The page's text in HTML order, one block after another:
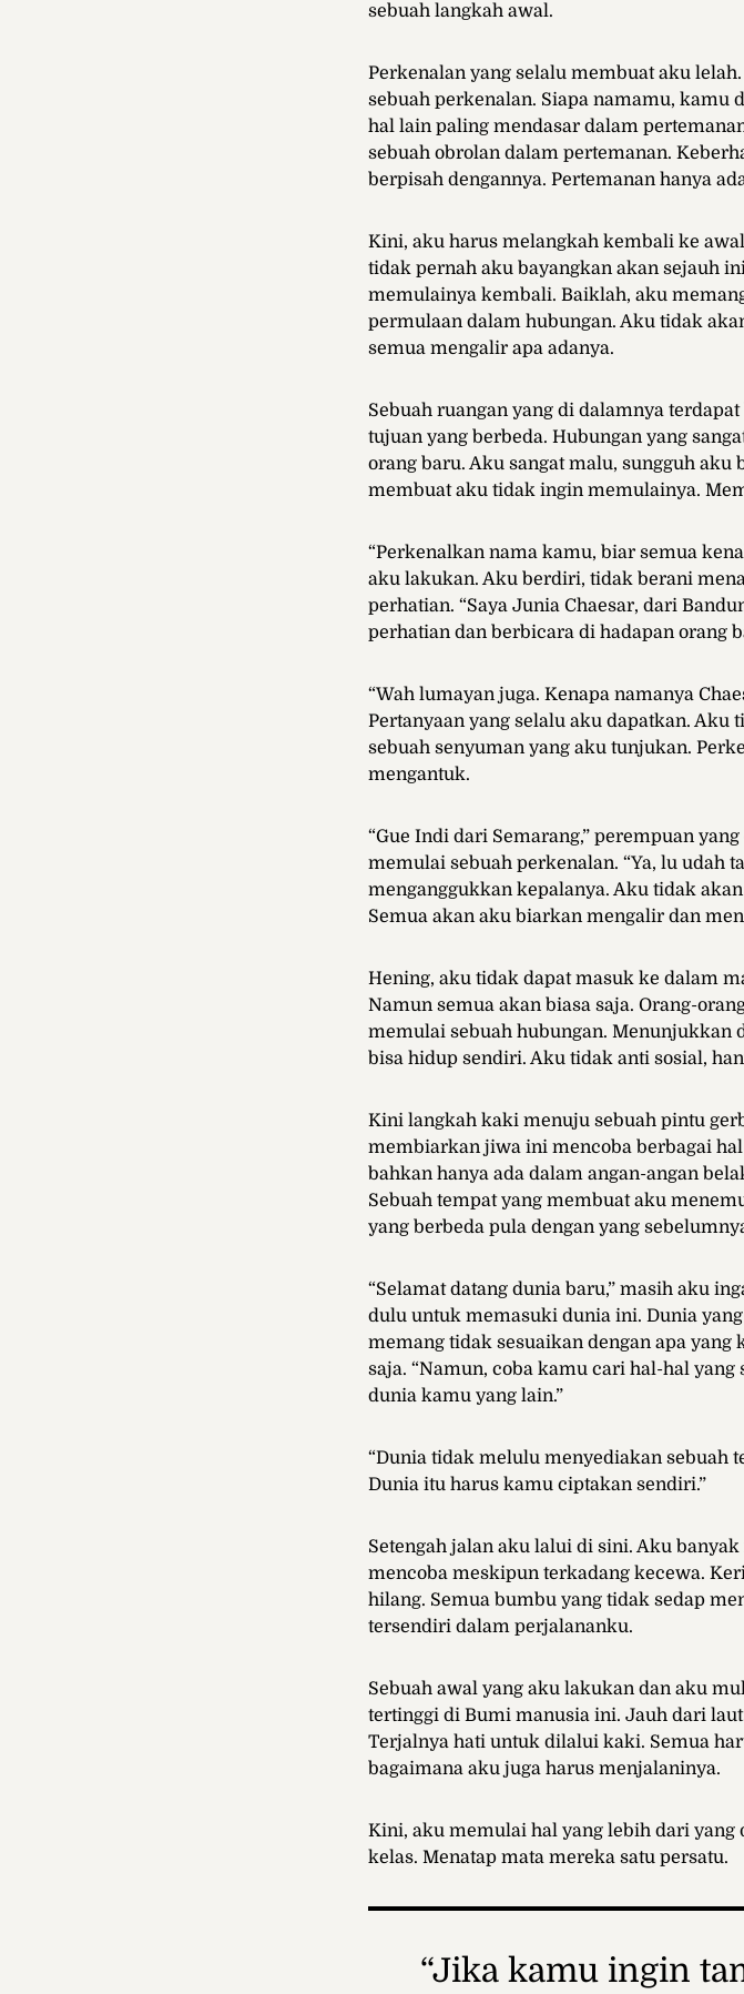
sebuah langkah awal.
Perkenalan yang selalu membuat aku
sebuah perkenalan. Siapa namamu, kamu
hal lain paling mendasar dalam
sebuah obrolan dalam pertemanan.
berpisah dengannya. Pertemanan hanya
Kini, aku harus melangkah kembali ke
tidak pernah aku bayangkan akan sejauh
memulainya kembali. Baiklah, aku
permulaan dalam hubungan. Aku tidak
semua mengalir apa adanya.
Sebuah ruangan yang di dalamnya
tujuan yang berbeda. Hubungan yang
orang baru. Aku sangat malu, sungguh
membuat aku tidak ingin memulainya.
“Perkenalkan nama kamu, biar semua
aku lakukan. Aku berdiri, tidak berani
perhatian. “Saya Junia Chaesar, dari
perhatian dan berbicara di hadapan orang
“Wah lumayan juga. Kenapa namanya
Pertanyaan yang selalu aku dapatkan.
sebuah senyuman yang aku tunjukan.
mengantuk.
“Gue Indi dari Semarang,” perempuan
memulai sebuah perkenalan. “Ya, lu udah
menganggukkan kepalanya. Aku tidak
Semua akan aku biarkan mengalir dan
Hening, aku tidak dapat masuk ke dalam
Namun semua akan biasa saja. Orang-
memulai sebuah hubungan. Menunjukkan
bisa hidup sendiri. Aku tidak anti sosial,
Kini langkah kaki menuju sebuah pintu
membiarkan jiwa ini mencoba berbagai
bahkan hanya ada dalam angan-angan
Sebuah tempat yang membuat aku
yang berbeda pula dengan yang
“Selamat datang dunia baru,” masih aku
dulu untuk memasuki dunia ini. Dunia
memang tidak sesuaikan dengan apa
saja. “Namun, coba kamu cari hal-hal
dunia kamu yang lain.”
“Dunia tidak melulu menyediakan sebuah
Dunia itu harus kamu ciptakan sendiri.”
Setengah jalan aku lalui di sini. Aku
mencoba meskipun terkadang kecewa.
hilang. Semua bumbu yang tidak sedap
tersendiri dalam perjalananku.
Sebuah awal yang aku lakukan dan aku
tertinggi di Bumi manusia ini. Jauh dari
Terjalnya hati untuk dilalui kaki. Semua
bagaimana aku juga harus menjalaninya.
Kini, aku memulai hal yang lebih dari
kelas. Menatap mata mereka satu persatu.
“Jika kamu ingin